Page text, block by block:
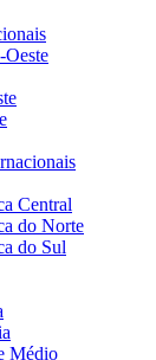
Oeste
Central
do Norte
do Sul
Médio